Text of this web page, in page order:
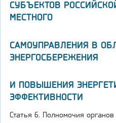
СУБЪЕКТОВ
МЕСТНОГО
САМОУПРАВЛЕНИЯ В
ЭНЕРГОСБЕРЕЖЕНИЯ
И ПОВЫШЕНИЯ
ЭФФЕКТИВНОСТИ
Статья 6. Полномочия